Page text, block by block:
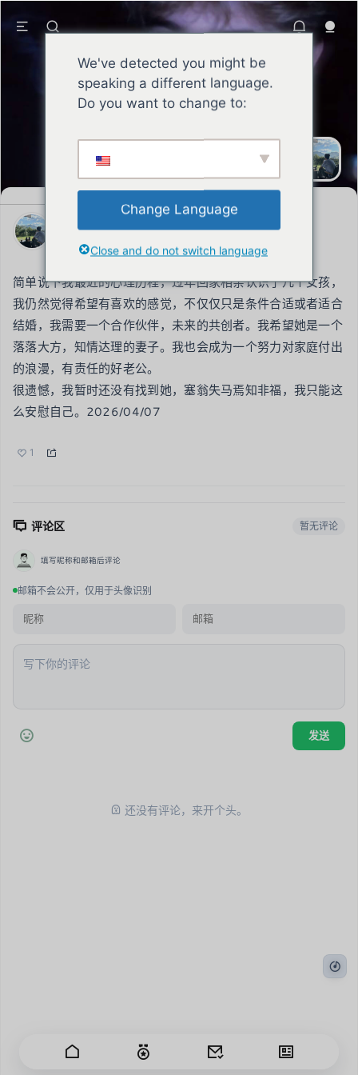
SEAN
君子自强不息承担责任，积攒声誉，铮
铮劲骨昂扬向上。
简单说下我最近的心理历程，过年回家相亲认识了几个女孩，
我仍然觉得希望有喜欢的感觉，不仅仅只是条件合适或者适合
结婚，我需要一个合作伙伴，未来的共创者。我希望她是一个
落落大方，知情达理的妻子。我也会成为一个努力对家庭付出
的浪漫，有责任的好老公。
很遗憾，我暂时还没有找到她，塞翁失马焉知非福，我只能这
么安慰自己。2026/04/07
1
评论区 暂无评论
填写昵称和邮箱后评论
邮箱不会公开，仅用于头像识别
还没有评论，来开个头。
We've detected you might be
speaking a different language.
Do you want to change to:
Change Language
Close and do not switch language